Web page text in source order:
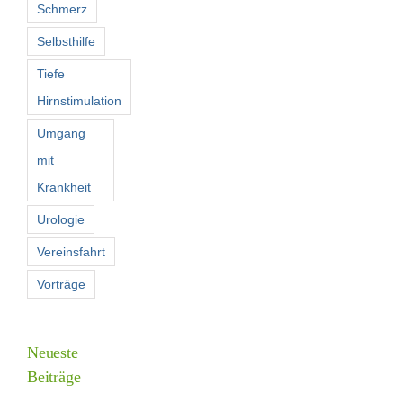
Schmerz
Selbsthilfe
Tiefe
Hirnstimulation
Umgang
mit
Krankheit
Urologie
Vereinsfahrt
Vorträge
Neueste
Beiträge